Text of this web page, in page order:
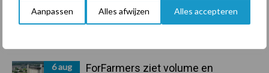
Aanpassen Alles afwijzen Alles accepteren
De speenhuid: een vaak
onderschatte risicofactor voor
6 aug
ForFarmers ziet volume en